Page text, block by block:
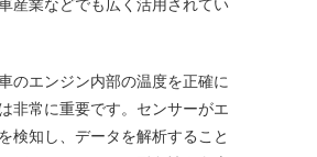
産業などでも広く活用されてい
のエンジン内部の温度を正確に
非常に重要です。センサーがエ
検知し、データを解析すること